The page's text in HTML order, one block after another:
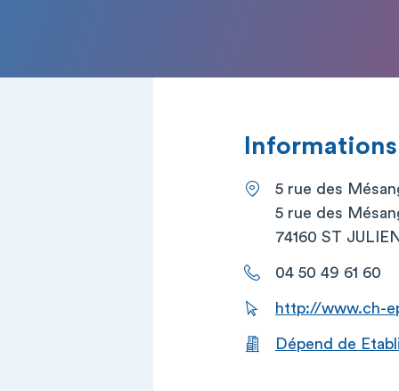
5 rue des
5 rue des
74160 ST
04 50 49 61 60
http://www.ch-
Dépend de